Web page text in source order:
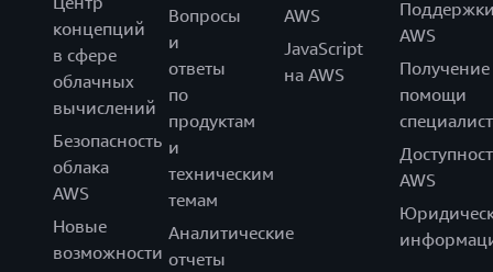
концепций
в сфере
облачных
вычислений
Безопасность
облака
AWS
Новые
возможности
Вопросы
и
ответы
по
продуктам
и
техническим
темам
Аналитические
отчеты
AWS
JavaScript
на AWS
AWS
Получение
помощи
AWS